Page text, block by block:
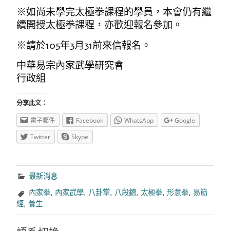
※如尚未學完太極拳課程的學員，本會仍有繼
續開授太極拳課程，亦歡迎報名參加。
※請於105年3月31前來信報名。
中華易宗內家武學研究會
行政組
分享此文：
電子郵件 Facebook WhatsApp
Google
Twitter
Skype
最新消息
內家拳, 內家武學, 八卦掌, 八段錦, 太極拳, 形意拳, 易筋
經, 養生